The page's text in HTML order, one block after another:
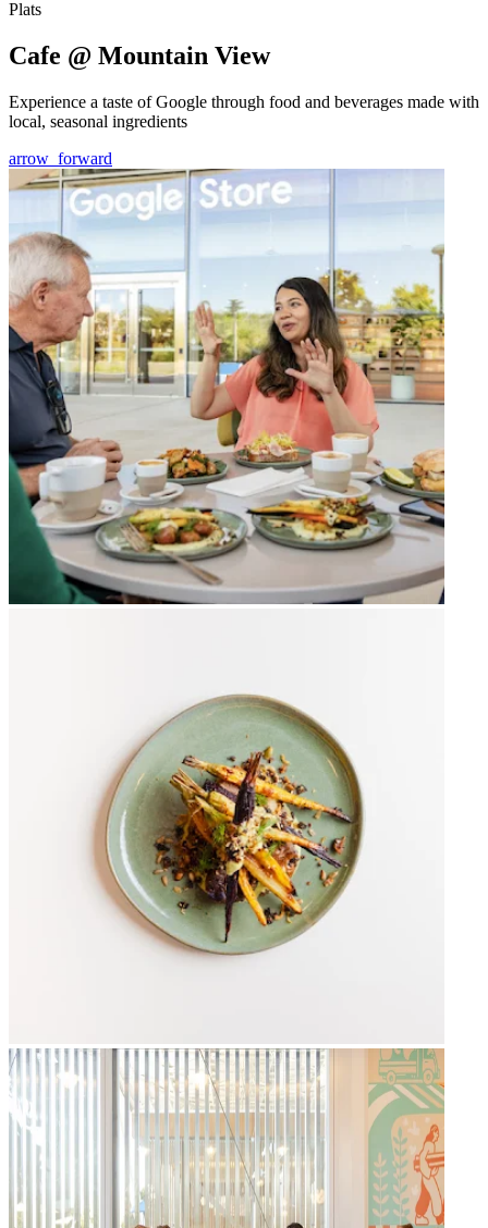
Plats
Cafe @ Mountain View
Experience a taste of Google through food and beverages made with
local, seasonal ingredients
arrow_forward